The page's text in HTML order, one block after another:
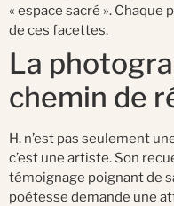
« espace sacré ». Chaque
de ces facettes.
La
chemin de
H. n’est pas seulement
c’est une artiste. Son
témoignage poignant de
poétesse demande une